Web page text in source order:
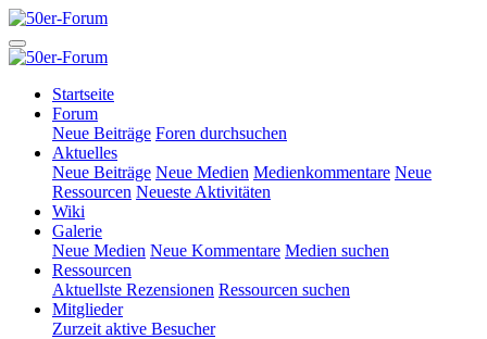
Startseite
Forum
Neue Beiträge Foren durchsuchen
Aktuelles
Neue Beiträge Neue Medien Medienkommentare Neue
Ressourcen Neueste Aktivitäten
Wiki
Galerie
Neue Medien Neue Kommentare Medien suchen
Ressourcen
Aktuellste Rezensionen Ressourcen suchen
Mitglieder
Zurzeit aktive Besucher